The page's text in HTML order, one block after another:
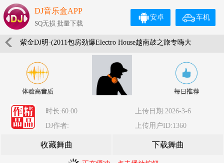
DJ音乐盒APP
SQ无损 批量下载
车机
安卓
紫金DJ明-(2011包房劲爆Electro House越南鼓之旅专嗨大
时长:60:00
上传日期:2026-3-6
DJ作者:
上传用户ID:1360
收藏舞曲 下载舞曲